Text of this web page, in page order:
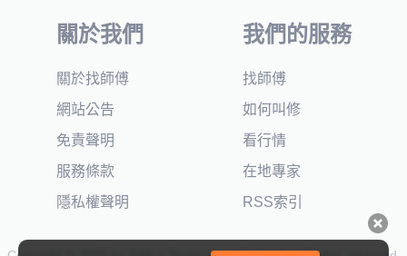
關於我們
關於找師傅
網站公告
免責聲明
服務條款
隱私權聲明
我們的服務
找師傅
如何叫修
看行情
在地專家
RSS索引